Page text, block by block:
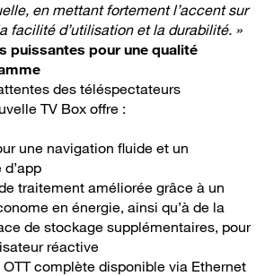
en mettant fortement l’accent sur
facilité d’utilisation et la durabilité. »
puissantes pour une qualité
des téléspectateurs
TV Box offre :
une navigation fluide et un
traitement améliorée grâce à un
en énergie, ainsi qu’à de la
de stockage supplémentaires, pour
réactive
complète disponible via Ethernet